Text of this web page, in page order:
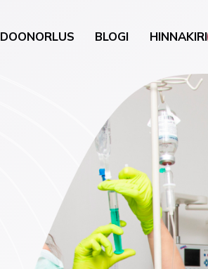
Üldkirurgia
Uroloogiline kirurgia
Nahk ja pisikirurgia
Kõrva-nina-kurguhaiguste
kirurgia
Günekoloogiline kirurgia
DOONORLUS BLOGI HINNAKIRI